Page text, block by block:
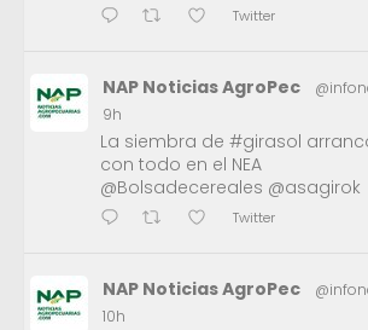
Twitter
NAP Noticias AgroPec
9h
La siembra de #girasol
con todo en el NEA
@Bolsadecereales @asagirok
Twitter
NAP Noticias AgroPec
10h